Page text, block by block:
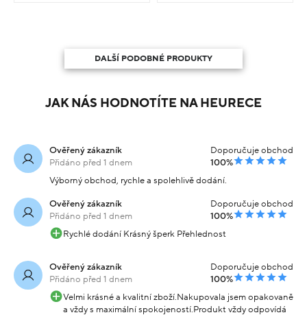
DALŠÍ PODOBNÉ PRODUKTY
JAK NÁS HODNOTÍTE NA HEURECE
Ověřený zákazník
Přidáno před 1 dnem
Doporučuje obchod
100%
Výborný obchod, rychle a spolehlivě dodání.
Ověřený zákazník
Přidáno před 1 dnem
Doporučuje obchod
100%
Rychlé dodání Krásný šperk Přehlednost
Ověřený zákazník
Přidáno před 1 dnem
Doporučuje obchod
100%
Velmi krásné a kvalitní zboží.Nakupovala jsem opakovaně
a vždy s maximální spokojeností.Produkt vždy odpovídá